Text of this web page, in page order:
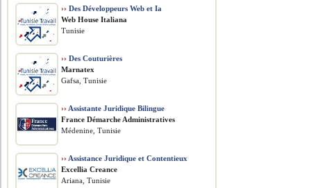
›› Des Développeurs Web et Ia
Web House Italiana
Tunisie
›› Des Couturières
Marnatex
Gafsa, Tunisie
›› Assistante Juridique Bilingue
France Démarche Administratives
Médenine, Tunisie
›› Assistance Juridique et Contentieux
Excellia Creance
Ariana, Tunisie